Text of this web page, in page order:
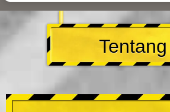
Tentang